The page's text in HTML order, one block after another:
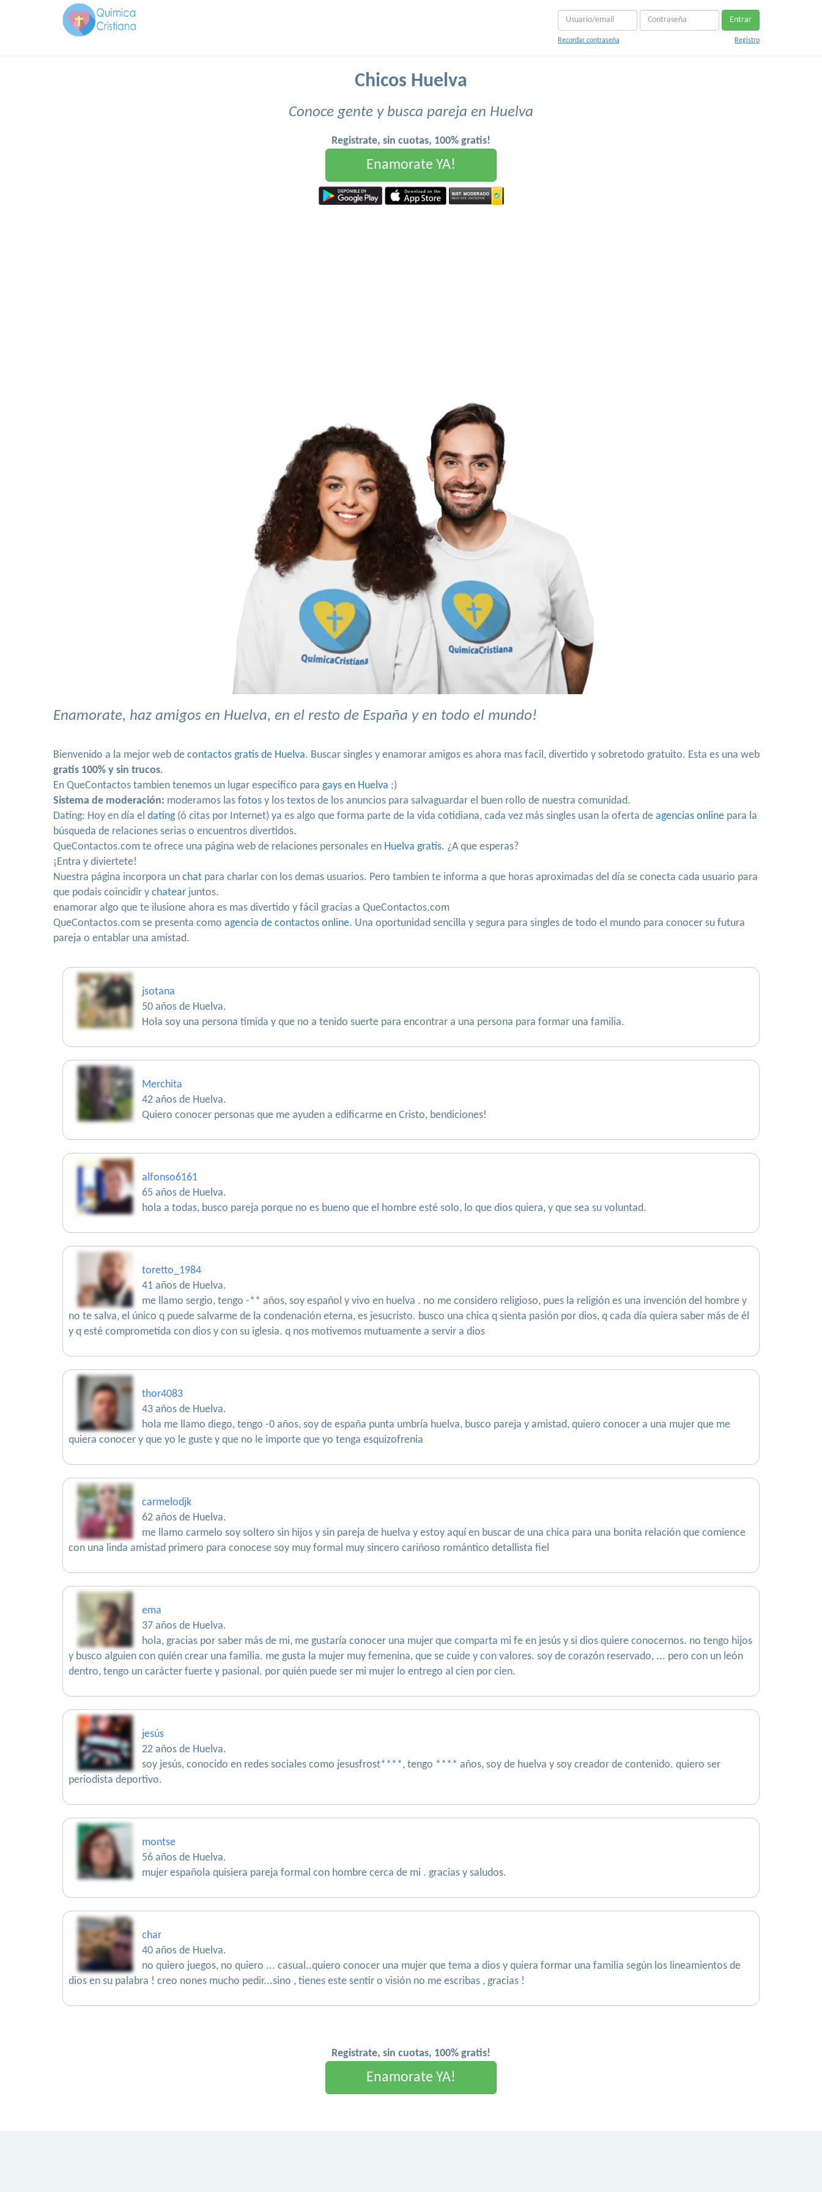
Entrar
Recordar contraseña Registro
Chicos Huelva
Conoce gente y busca pareja en Huelva
Registrate, sin cuotas, 100% gratis!
Enamorate YA!
Enamorate, haz amigos en Huelva, en el resto de España y en todo el mundo!
Bienvenido a la mejor web de contactos gratis de Huelva. Buscar singles y enamorar amigos es ahora mas facil, divertido y sobretodo gratuito. Esta es una web
gratis 100% y sin trucos.
En QueContactos tambien tenemos un lugar especifico para gays en Huelva ;)
Sistema de moderación: moderamos las fotos y los textos de los anuncios para salvaguardar el buen rollo de nuestra comunidad.
Dating: Hoy en día el dating(ó citas por Internet) ya es algo que forma parte de la vida cotidiana, cada vez más singles usan la oferta de agencias online para la
búsqueda de relaciones serias o encuentros divertidos.
QueContactos.com te ofrece una página web de relaciones personales en Huelva gratis. ¿A que esperas?
¡Entra y diviertete!
Nuestra página incorpora un chat para charlar con los demas usuarios. Pero tambien te informa a que horas aproximadas del día se conecta cada usuario para
que podais coincidir y chatear juntos.
enamorar algo que te ilusione ahora es mas divertido y fácil gracias a QueContactos.com
QueContactos.com se presenta como agencia de contactos online. Una oportunidad sencilla y segura para singles de todo el mundo para conocer su futura
pareja o entablar una amistad.
jsotana
50 años de Huelva.
Hola soy una persona timida y que no a tenido suerte para encontrar a una persona para formar una familia.
Merchita
42 años de Huelva.
Quiero conocer personas que me ayuden a edificarme en Cristo, bendiciones!
alfonso6161
65 años de Huelva.
hola a todas, busco pareja porque no es bueno que el hombre esté solo, lo que dios quiera, y que sea su voluntad.
toretto_1984
41 años de Huelva.
me llamo sergio, tengo -** años, soy español y vivo en huelva . no me considero religioso, pues la religión es una invención del hombre y
no te salva, el único q puede salvarme de la condenación eterna, es jesucristo. busco una chica q sienta pasión por dios, q cada día quiera saber más de él
y q esté comprometida con dios y con su iglesia. q nos motivemos mutuamente a servir a dios
thor4083
43 años de Huelva.
hola me llamo diego, tengo -0 años, soy de españa punta umbría huelva, busco pareja y amistad, quiero conocer a una mujer que me
quiera conocer y que yo le guste y que no le importe que yo tenga esquizofrenia
carmelodjk
62 años de Huelva.
me llamo carmelo soy soltero sin hijos y sin pareja de huelva y estoy aquí en buscar de una chica para una bonita relación que comience
con una linda amistad primero para conocese soy muy formal muy sincero cariñoso romántico detallista fiel
ema
37 años de Huelva.
hola, gracias por saber más de mi, me gustaría conocer una mujer que comparta mi fe en jesús y si dios quiere conocernos. no tengo hijos
y busco alguien con quién crear una familia. me gusta la mujer muy femenina, que se cuide y con valores. soy de corazón reservado, ... pero con un león
dentro, tengo un carácter fuerte y pasional. por quién puede ser mi mujer lo entrego al cien por cien.
jesús
22 años de Huelva.
soy jesús, conocido en redes sociales como jesusfrost****, tengo **** años, soy de huelva y soy creador de contenido. quiero ser
periodista deportivo.
montse
56 años de Huelva.
mujer española quisiera pareja formal con hombre cerca de mi . gracias y saludos.
char
40 años de Huelva.
no quiero juegos, no quiero ... casual..quiero conocer una mujer que tema a dios y quiera formar una familia según los lineamientos de
dios en su palabra ! creo nones mucho pedir...sino , tienes este sentir o visión no me escribas , gracias !
Registrate, sin cuotas, 100% gratis!
Enamorate YA!